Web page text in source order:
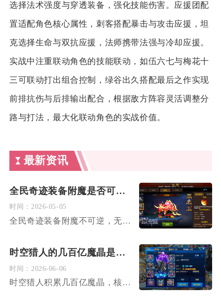
选择法术强度与穿透装备，强化技能伤害。应援团配
置适配角色核心属性，刺客搭配暴击与攻击应援，坦
克选择生命与双抗应援，法师携带法强与冷却应援。
实战中注重联动角色的技能联动，如伍六七与梅花十
三可联动打出组合控制，绿谷出久搭配最后之作实现
前排抗伤与后排输出配合，根据敌方阵容灵活调整分
路与打法，最大化联动角色的实战价值。
最新资讯
全民奇迹装备附魔是否可逆操作
时间： 2026-05-05
全民奇迹装备附魔不可逆，无法单独剥离或还原已附魔属性，只能通...
时空猎人的几百亿魔晶是通过什么渠道积累的
时间： 2026-06-06
时空猎人积累几百亿魔晶，核心靠多号搬砖+高阶副本+交易行倒卖...